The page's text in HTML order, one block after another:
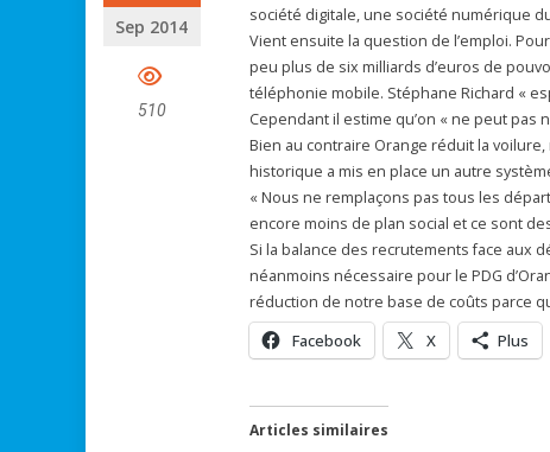
Sep 2014
510
société digitale, une société numérique
Vient ensuite la question de l’emploi.
peu plus de six milliards d’euros de
téléphonie mobile. Stéphane Richard «
Cependant il estime qu’on « ne peut
Bien au contraire Orange réduit la
historique a mis en place un autre
« Nous ne remplaçons pas tous les
encore moins de plan social et ce sont
Si la balance des recrutements face aux
néanmoins nécessaire pour le PDG
réduction de notre base de coûts parce
Facebook X Plus
Articles similaires